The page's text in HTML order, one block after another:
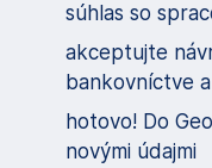
súhlas so
akceptujte
bankovníctve
hotovo! Do
novými údajmi